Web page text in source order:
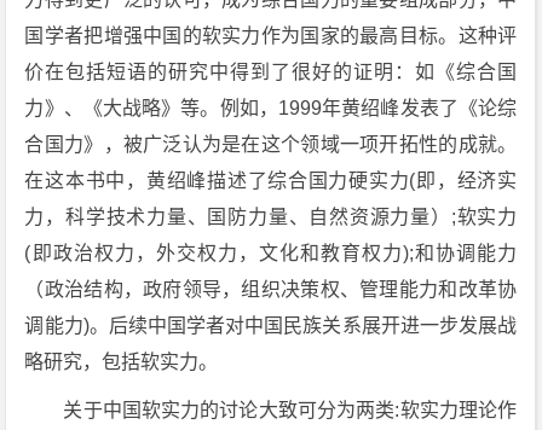
国学者把增强中国的软实力作为国家的最高目标。这种评
价在包括短语的研究中得到了很好的证明：如《综合国
力》、《大战略》等。例如，1999年黄绍峰发表了《论综
合国力》，被广泛认为是在这个领域一项开拓性的成就。
在这本书中，黄绍峰描述了综合国力硬实力(即，经济实
力，科学技术力量、国防力量、自然资源力量）;软实力
(即政治权力，外交权力，文化和教育权力);和协调能力
（政治结构，政府领导，组织决策权、管理能力和改革协
调能力)。后续中国学者对中国民族关系展开进一步发展战
略研究，包括软实力。
关于中国软实力的讨论大致可分为两类:软实力理论作